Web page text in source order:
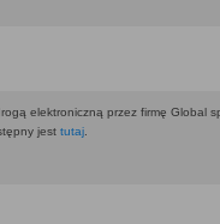
elektroniczną przez firmę
jest tutaj